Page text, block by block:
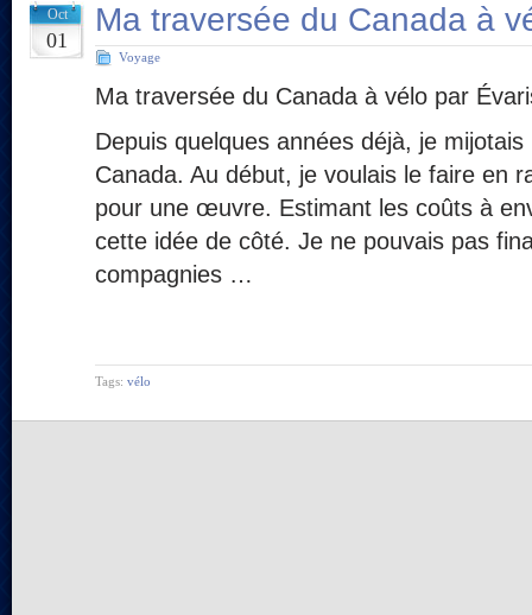
Oct
01
Ma traversée du Canada à
Voyage
Ma traversée du Canada à vélo par
Depuis quelques années déjà, je mijotais
Canada. Au début, je voulais le faire en
pour une œuvre. Estimant les coûts à
cette idée de côté. Je ne pouvais pas
compagnies …
Tags: vélo